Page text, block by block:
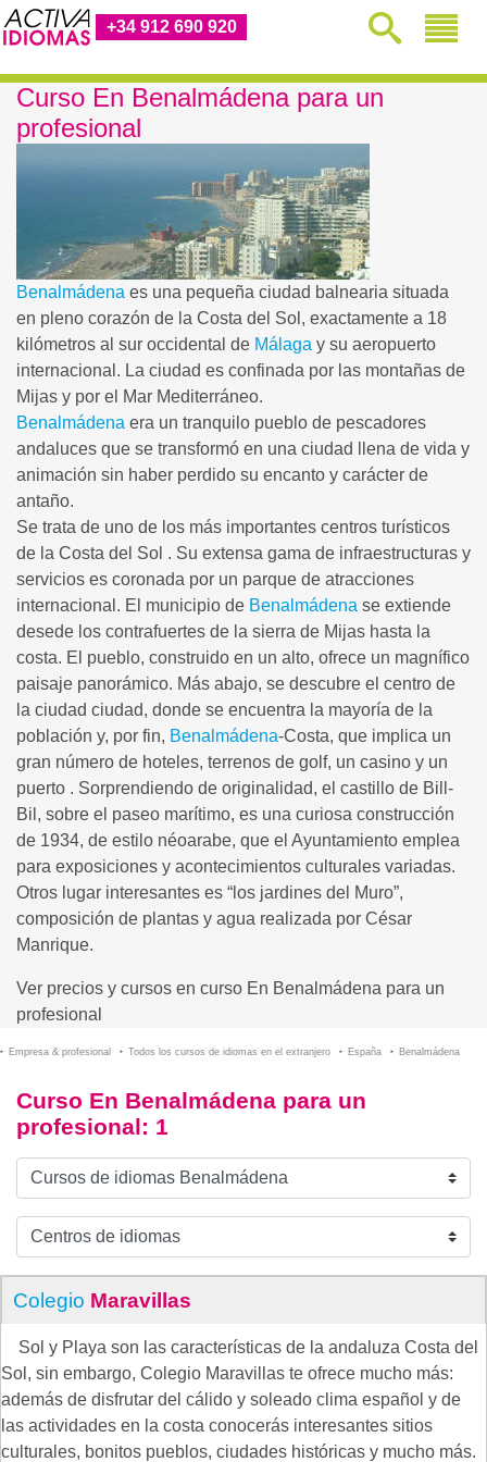
+34 912 690 920
Curso En Benalmádena para un
profesional
Benalmádena es una pequeña ciudad balnearia situada
en pleno corazón de la Costa del Sol, exactamente a 18
kilómetros al sur occidental de Málaga y su aeropuerto
internacional. La ciudad es confinada por las montañas de
Mijas y por el Mar Mediterráneo.
Benalmádena era un tranquilo pueblo de pescadores
andaluces que se transformó en una ciudad llena de vida y
animación sin haber perdido su encanto y carácter de
antaño.
Se trata de uno de los más importantes centros turísticos
de la Costa del Sol . Su extensa gama de infraestructuras y
servicios es coronada por un parque de atracciones
internacional. El municipio de Benalmádena se extiende
desede los contrafuertes de la sierra de Mijas hasta la
costa. El pueblo, construido en un alto, ofrece un magnífico
paisaje panorámico. Más abajo, se descubre el centro de
la ciudad ciudad, donde se encuentra la mayoría de la
población y, por fin, Benalmádena-Costa, que implica un
gran número de hoteles, terrenos de golf, un casino y un
puerto . Sorprendiendo de originalidad, el castillo de Bill-
Bil, sobre el paseo marítimo, es una curiosa construcción
de 1934, de estilo néoarabe, que el Ayuntamiento emplea
para exposiciones y acontecimientos culturales variadas.
Otros lugar interesantes es “los jardines del Muro”,
composición de plantas y agua realizada por César
Manrique.
Ver precios y cursos en curso En Benalmádena para un
profesional
Empresa & profesional Todos los cursos de idiomas en el extranjero España Benalmádena
Curso En Benalmádena para un
profesional: 1
Colegio Maravillas
Sol y Playa son las características de la andaluza Costa del
Sol, sin embargo, Colegio Maravillas te ofrece mucho más:
además de disfrutar del cálido y soleado clima español y de
las actividades en la costa conocerás interesantes sitios
culturales, bonitos pueblos, ciudades históricas y mucho más.